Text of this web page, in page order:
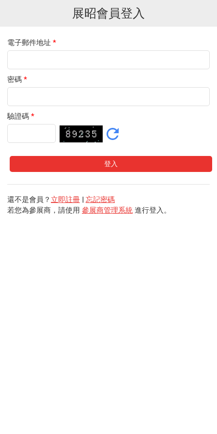
展昭會員登入
電子郵件地址 *
密碼 *
驗證碼 *
還不是會員？ 立即註冊 | 忘記密碼
若您為參展商，請使用 參展商管理系統 進行登入。